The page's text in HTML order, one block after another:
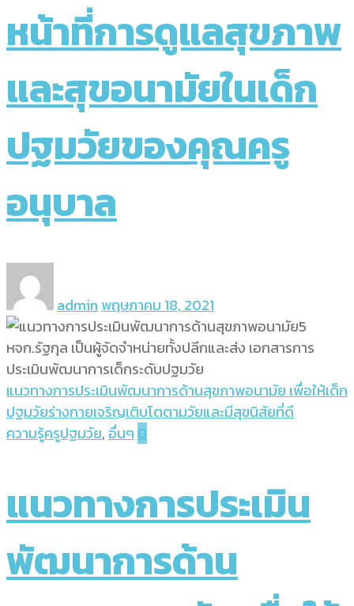
หน้าที่การดูแลสุขภาพ
และสุขอนามัยในเด็ก
ปฐมวัยของคุณครู
อนุบาล
admin พฤษภาคม 18, 2021
แนวทางการประเมินพัฒนาการด้านสุขภาพอนามัย เพื่อให้เด็ก
ปฐมวัยร่างกายเจริญเติบโตตามวัยและมีสุขนิสัยที่ดี
ความรู้ครูปฐมวัย, อื่นๆ 0
แนวทางการประเมิน
พัฒนาการด้าน